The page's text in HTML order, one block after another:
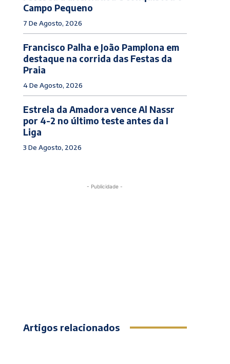
Campo Pequeno
7 De Agosto, 2026
Francisco Palha e João Pamplona em
destaque na corrida das Festas da
Praia
4 De Agosto, 2026
Estrela da Amadora vence Al Nassr
por 4-2 no último teste antes da I
Liga
3 De Agosto, 2026
- Publicidade -
Artigos relacionados